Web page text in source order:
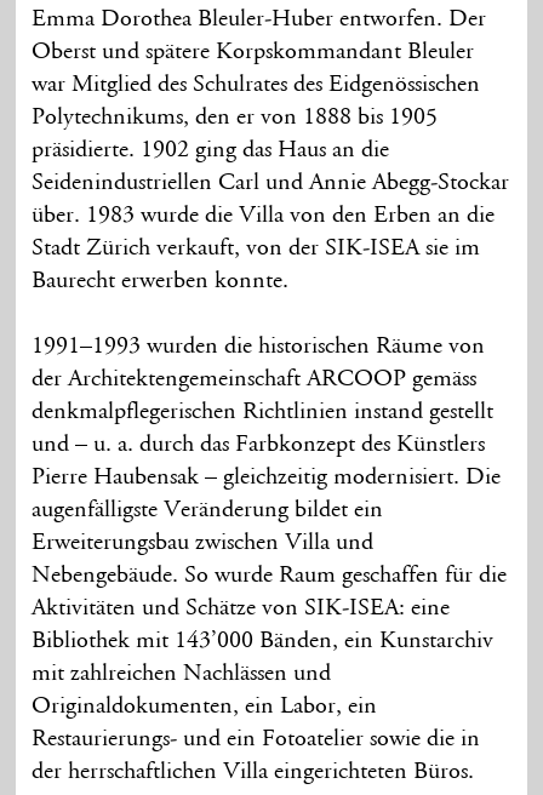
Emma Dorothea Bleuler-Huber entworfen. Der
Oberst und spätere Korpskommandant Bleuler
war Mitglied des Schulrates des Eidgenössischen
Polytechnikums, den er von 1888 bis 1905
präsidierte. 1902 ging das Haus an die
Seidenindustriellen Carl und Annie Abegg-Stockar
über. 1983 wurde die Villa von den Erben an die
Stadt Zürich verkauft, von der SIK-ISEA sie im
Baurecht erwerben konnte.
1991–1993 wurden die historischen Räume von
der Architektengemeinschaft ARCOOP gemäss
denkmalpflegerischen Richtlinien instand gestellt
und – u. a. durch das Farbkonzept des Künstlers
Pierre Haubensak – gleichzeitig modernisiert. Die
augenfälligste Veränderung bildet ein
Erweiterungsbau zwischen Villa und
Nebengebäude. So wurde Raum geschaffen für die
Aktivitäten und Schätze von SIK-ISEA: eine
Bibliothek mit 143’000 Bänden, ein Kunstarchiv
mit zahlreichen Nachlässen und
Originaldokumenten, ein Labor, ein
Restaurierungs- und ein Fotoatelier sowie die in
der herrschaftlichen Villa eingerichteten Büros.